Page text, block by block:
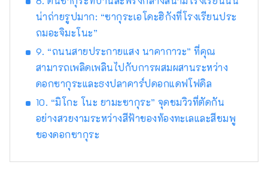
น่าถ่ายรูปมาก: “ซากุระเอโดะฮิกังที่โรงเรียนประ
ถมอะจิมะโนะ”
9. “ถนนสายประกายแสง นาคากาวะ” ที่คุณ
สามารถเพลิดเพลินไปกับการผสมผสานระหว่าง
ดอกซากุระและธงปลาคาร์ปดอกแดฟโฟดิล
10. “มิโกะ โนะ ยามะซากุระ” จุดชมวิวที่ตัดกัน
อย่างสวยงามระหว่างสีฟ้าของท้องทะเลและสีชมพู
ของดอกซากุระ